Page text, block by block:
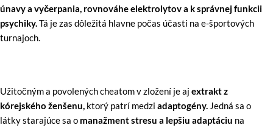
únavy a vyčerpania, rovnováhe elektrolytov a k správnej funkcii
psychiky. Tá je zas dôležitá hlavne počas účasti na e-športových
turnajoch.
Užitočným a povolených cheatom v zložení je aj extrakt z
kórejského ženšenu, ktorý patrí medzi adaptogény. Jedná sa o
látky starajúce sa o manažment stresu a lepšiu adaptáciu na